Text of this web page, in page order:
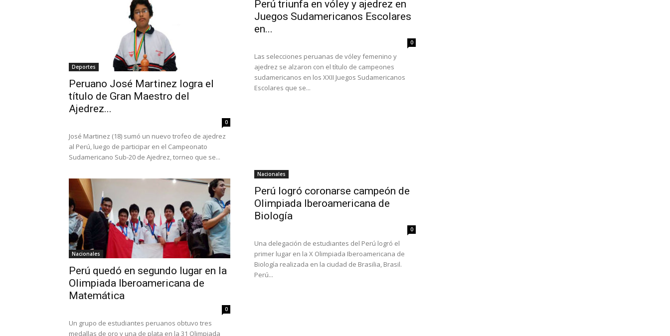
Deportes
Peruano José Martinez logra el
título de Gran Maestro del
Ajedrez...
0
José Martinez (18) sumó un nuevo trofeo de ajedrez
al Perú, luego de participar en el Campeonato
Sudamericano Sub-20 de Ajedrez, torneo que se...
Perú triunfa en vóley y ajedrez en
Juegos Sudamericanos Escolares
en...
0
Las selecciones peruanas de vóley femenino y
ajedrez se alzaron con el título de campeones
sudamericanos en los XXII Juegos Sudamericanos
Escolares que se...
Nacionales
Perú quedó en segundo lugar en la
Olimpiada Iberoamericana de
Matemática
0
Un grupo de estudiantes peruanos obtuvo tres
medallas de oro y una de plata en la 31 Olimpiada
Nacionales
Perú logró coronarse campeón de
Olimpiada Iberoamericana de
Biología
0
Una delegación de estudiantes del Perú logró el
primer lugar en la X Olimpiada Iberoamericana de
Biología realizada en la ciudad de Brasilia, Brasil.
Perú...